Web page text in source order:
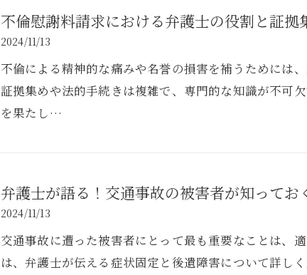
不倫慰謝料請求における弁護士の役割と証拠
2024/11/13
不倫による精神的な痛みや名誉の損害を補うためには
証拠集めや法的手続きは複雑で、専門的な知識が不可
を果たし…
弁護士が語る！交通事故の被害者が知って
2024/11/13
交通事故に遭った被害者にとって最も重要なことは、
は、弁護士が伝える症状固定と後遺障害について詳し